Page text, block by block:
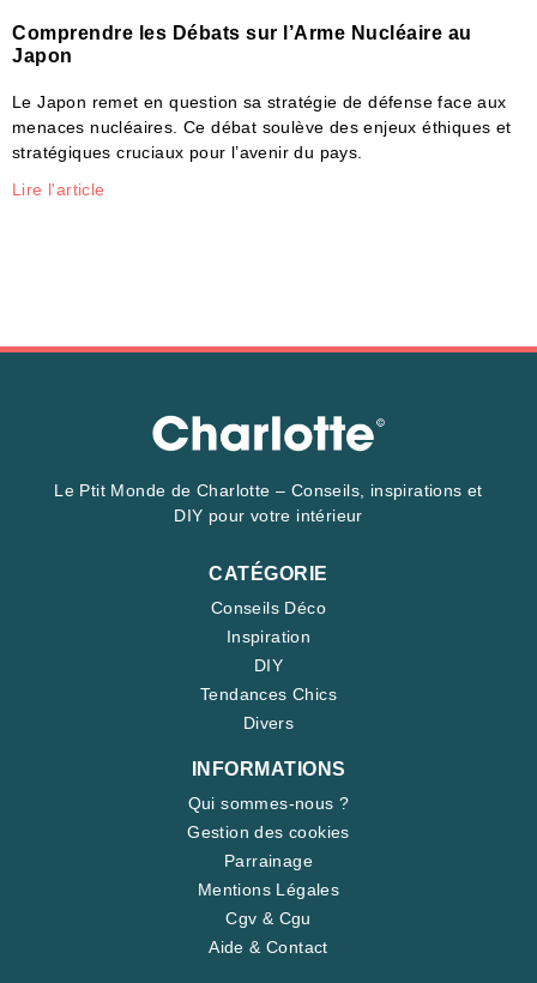
Comprendre les Débats sur l’Arme Nucléaire au
Japon
Le Japon remet en question sa stratégie de défense face aux
menaces nucléaires. Ce débat soulève des enjeux éthiques et
stratégiques cruciaux pour l’avenir du pays.
Lire l'article
Le Ptit Monde de Charlotte – Conseils, inspirations et
DIY pour votre intérieur
CATÉGORIE
Conseils Déco
Inspiration
DIY
Tendances Chics
Divers
INFORMATIONS
Qui sommes-nous ?
Gestion des cookies
Parrainage
Mentions Légales
Cgv & Cgu
Aide & Contact